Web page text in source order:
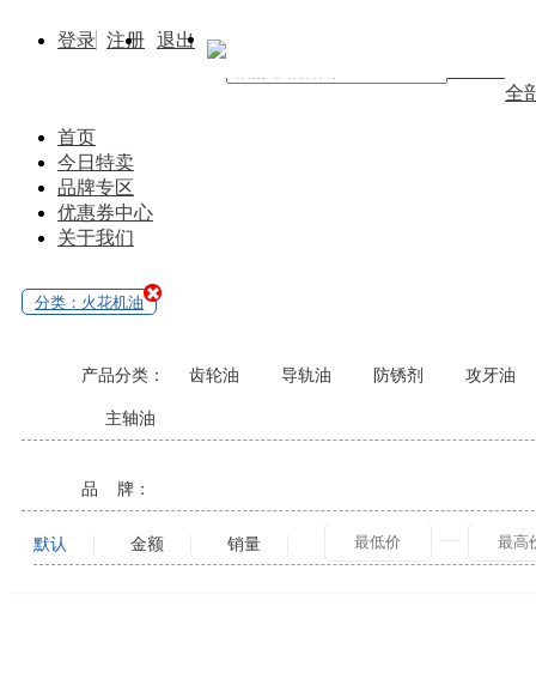
登录 注册 退出
全
首页
今日特卖
品牌专区
优惠券中心
关于我们
分类：火花机油
产品分类： 齿轮油 导轨油 防锈剂 攻牙油
主轴油
品 牌：
默认 金额 销量